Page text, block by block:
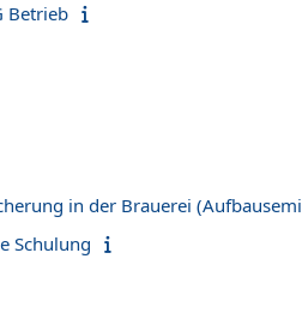
Betrieb
in der Brauerei
Schulung